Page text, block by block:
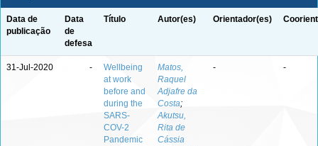
Data de
publicação
Data
de
defesa
Título Autor(es) Orientador(es)
31-Jul-2020 -
Wellbeing
at work
before and
during the
SARS-
COV-2
Pandemic
Matos,
Raquel
Adjafre da
Costa;
Akutsu,
Rita de
Cássia
- -